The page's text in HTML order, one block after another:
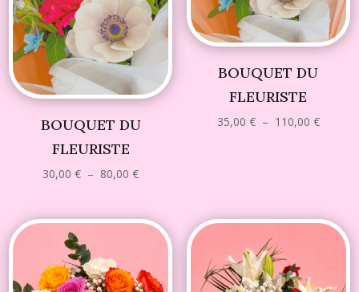
BOUQUET DU
FLEURISTE
30,00€ – 80,00€Plage
à
80,00 €
BOUQUET DU
FLEURISTE
35,00 € – 110,00 €Plage